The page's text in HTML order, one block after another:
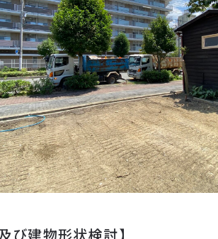
び建物形状検討】